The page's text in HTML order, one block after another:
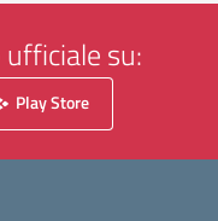
su:
Play Store